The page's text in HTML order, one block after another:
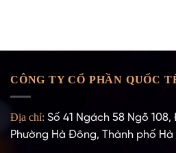
CÔNG TY CỔ PHẦN QUỐC
Địa chỉ: Số 41 Ngách 58 Ngõ
Phường Hà Đông, Thành phố